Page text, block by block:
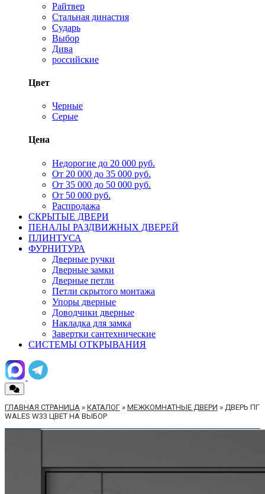
Райтвер
Стальная династия
Сударь
Выбор
Дива
российские
Цвет
Черные
Серые
Цена
Недорогие до 20 000 руб.
От 20 000 до 35 000 руб.
От 35 000 до 50 000 руб.
От 50 000 руб.
Распродажа
СКРЫТЫЕ ДВЕРИ
ПЕНАЛЫ РАЗДВИЖНЫХ ДВЕРЕЙ
ПЛИНТУСА
ФУРНИТУРА
Дверные ручки
Дверные замки
Дверные петли
Петли скрытого монтажа
Упоры дверные
Доводчики дверные
Накладка для замка
Завертки сантехнические
СИСТЕМЫ ОТКРЫВАНИЯ
ГЛАВНАЯ СТРАНИЦА » КАТАЛОГ » МЕЖКОМНАТНЫЕ ДВЕРИ » ДВЕРЬ ПГ
WALES W33 ЦВЕТ НА ВЫБОР